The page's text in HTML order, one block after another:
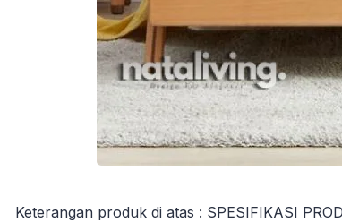
Keterangan produk di atas : SPESIFIKASI